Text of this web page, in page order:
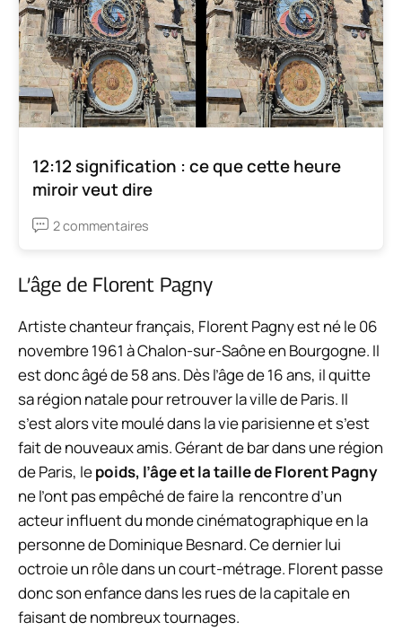
12:12 signification : ce que cette heure
miroir veut dire
2 commentaires
L’âge de Florent Pagny
Artiste chanteur français, Florent Pagny est né le 06
novembre 1961 à Chalon-sur-Saône en Bourgogne. Il
est donc âgé de 58 ans. Dès l’âge de 16 ans, il quitte
sa région natale pour retrouver la ville de Paris. Il
s’est alors vite moulé dans la vie parisienne et s’est
fait de nouveaux amis. Gérant de bar dans une région
de Paris, lepoids, l’âge et la taille de Florent Pagny
ne l’ont pas empêché de faire la rencontre d’un
acteur influent du monde cinématographique en la
personne de Dominique Besnard. Ce dernier lui
octroie un rôle dans un court-métrage. Florent passe
donc son enfance dans les rues de la capitale en
faisant de nombreux tournages.